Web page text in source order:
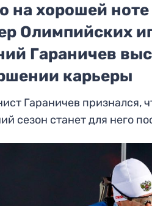
на хорошей
Олимпийских
Гараничев
карьеры
Гараничев признался,
сезон станет для него